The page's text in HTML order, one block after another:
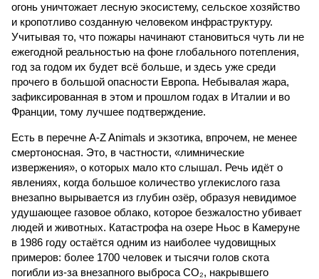
огонь уничтожает лесную экосистему, сельское хозяйство
и кропотливо созданную человеком инфраструктуру.
Учитывая то, что пожары начинают становиться чуть ли не
ежегодной реальностью на фоне глобального потепления,
год за годом их будет всё больше, и здесь уже среди
прочего в большой опасности Европа. Небывалая жара,
зафиксированная в этом и прошлом годах в Италии и во
Франции, тому лучшее подтверждение.
Есть в перечне A-Z Animals и экзотика, впрочем, не менее
смертоносная. Это, в частности, «лимнические
извержения», о которых мало кто слышал. Речь идёт о
явлениях, когда большое количество углекислого газа
внезапно вырывается из глубин озёр, образуя невидимое
удушающее газовое облако, которое безжалостно убивает
людей и животных. Катастрофа на озере Ньос в Камеруне
в 1986 году остаётся одним из наиболее чудовищных
примеров: более 1700 человек и тысячи голов скота
погибли из-за внезапного выброса CO₂, накрывшего